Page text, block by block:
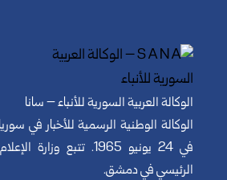
الوكالة العربية السورية للأنباء – سانا
الوكالة الوطنية الرسمية للأخبار في
في 24 يونيو 1965. تتبع وزارة
الرئيسي في دمشق.